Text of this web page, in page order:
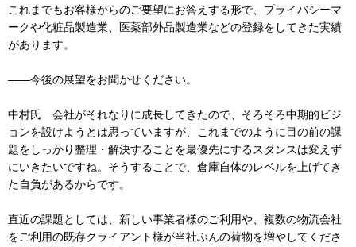
これまでもお客様からのご要望にお答えする形で、プライバシーマ
ークや化粧品製造業、医薬部外品製造業などの登録をしてきた実績
があります。
――今後の展望をお聞かせください。
中村氏 会社がそれなりに成長してきたので、そろそろ中期的ビジ
ョンを設けようとは思っていますが、これまでのように目の前の課
題をしっかり整理・解決することを最優先にするスタンスは変えず
にいきたいですね。そうすることで、倉庫自体のレベルを上げてき
た自負があるからです。
直近の課題としては、新しい事業者様のご利用や、複数の物流会社
をご利用の既存クライアント様が当社ぶんの荷物を増やしてくださ